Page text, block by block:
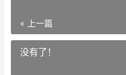
« 上一篇
没有了！